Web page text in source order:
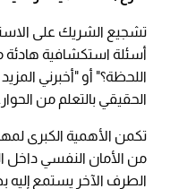
تشجيع الشريك على
أسئلة استكشافية
اللحظة؟" أو "أخبرني
الحقيقي بالتعلم من الحوار.
تكمن الأهمية الكبرى
من الأمان النفسي داخل
الطرف الآخر يستمع